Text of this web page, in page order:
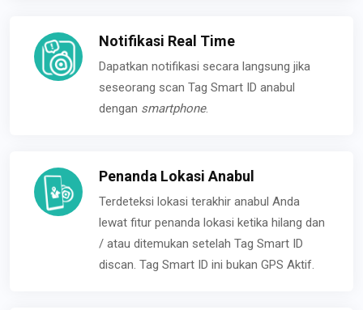
Notifikasi Real Time
Dapatkan notifikasi secara langsung jika
seseorang scan Tag Smart ID anabul
dengan smartphone.
Penanda Lokasi Anabul
Terdeteksi lokasi terakhir anabul Anda
lewat fitur penanda lokasi ketika hilang dan
/ atau ditemukan setelah Tag Smart ID
discan. Tag Smart ID ini bukan GPS Aktif.